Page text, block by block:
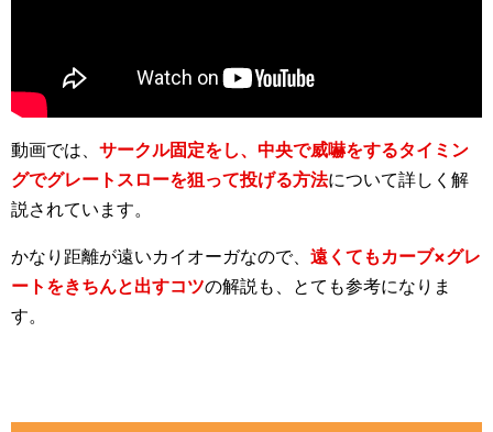
動画では、 サークル固定をし、中央で威嚇をするタイミン
グでグレートスローを狙って投げる方法について詳しく解
説されています。
かなり距離が遠いカイオーガなので、 遠くてもカーブ×グレ
ートをきちんと出すコツの解説も、とても参考になりま
す。